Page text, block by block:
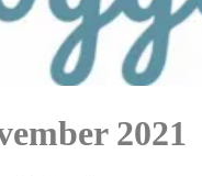
2021